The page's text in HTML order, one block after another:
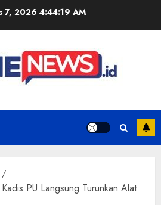
7, 2026 4:44:20 AM
PU Langsung Turunkan Alat